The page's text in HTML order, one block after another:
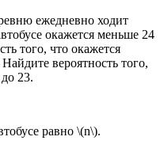
ежедневно ходит
окажется меньше 24
того, что окажется
вероятность того,
23.
равно \(n\).